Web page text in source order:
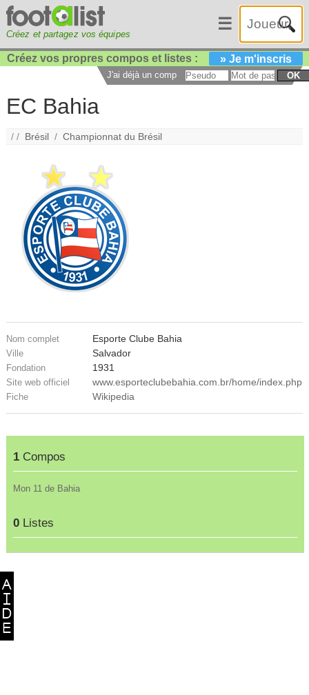
Créez et partagez vos équipes
☰
Créez vos propres compos et listes : » Je m'inscris
J'ai déjà un compte : OK
EC Bahia
/ / Brésil /Championnat du Brésil
Nom complet Esporte Clube Bahia
Ville Salvador
Fondation 1931
Site web officiel www.esporteclubebahia.com.br/home/index.php
Fiche Wikipedia
1Compos
Mon 11 de Bahia
0Listes